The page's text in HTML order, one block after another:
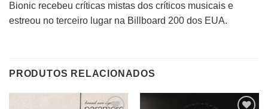
Bionic recebeu críticas mistas dos críticos musicais e
estreou no terceiro lugar na Billboard 200 dos EUA.
PRODUTOS RELACIONADOS